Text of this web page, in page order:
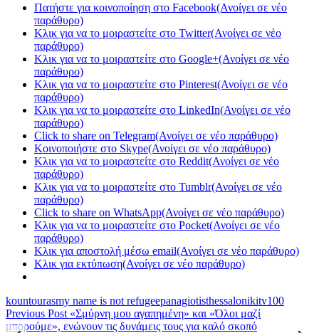
Πατήστε για κοινοποίηση στο Facebook(Ανοίγει σε νέο
παράθυρο)
Κλικ για να το μοιραστείτε στο Twitter(Ανοίγει σε νέο
παράθυρο)
Κλικ για να το μοιραστείτε στο Google+(Ανοίγει σε νέο
παράθυρο)
Κλικ για να το μοιραστείτε στο Pinterest(Ανοίγει σε νέο
παράθυρο)
Κλικ για να το μοιραστείτε στο LinkedIn(Ανοίγει σε νέο
παράθυρο)
Click to share on Telegram(Ανοίγει σε νέο παράθυρο)
Κοινοποιήστε στο Skype(Ανοίγει σε νέο παράθυρο)
Κλικ για να το μοιραστείτε στο Reddit(Ανοίγει σε νέο
παράθυρο)
Κλικ για να το μοιραστείτε στο Tumblr(Ανοίγει σε νέο
παράθυρο)
Click to share on WhatsApp(Ανοίγει σε νέο παράθυρο)
Κλικ για να το μοιραστείτε στο Pocket(Ανοίγει σε νέο
παράθυρο)
Κλικ για αποστολή μέσω email(Ανοίγει σε νέο παράθυρο)
Κλικ για εκτύπωση(Ανοίγει σε νέο παράθυρο)
kountourasmy name is not refugeepanagiotisthessalonikitv100
Previous Post «Σμύρνη μου αγαπημένη» και «Όλοι μαζί
μπορούμε», ενώνουν τις δυνάμεις τους για καλό σκοπό